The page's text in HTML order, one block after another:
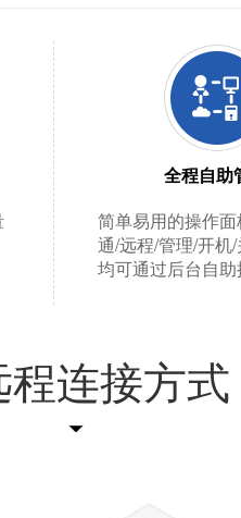
全程自助
简单易用的操作
通/远程/管理/开机
均可通过后台自助
程连接方式